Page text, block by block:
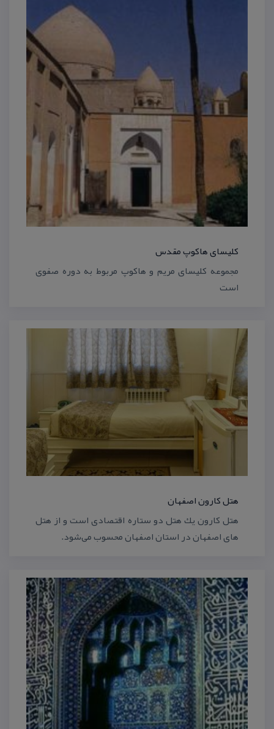
كلیسای هاكوپ مقدس
مجموعه كلیسای مریم و هاكوپ مربوط به دوره صفوی
است
هتل كارون اصفهان
هتل كارون یك هتل دو ستاره اقتصادی است و از هتل
های اصفهان در استان اصفهان محسوب می‌شود.